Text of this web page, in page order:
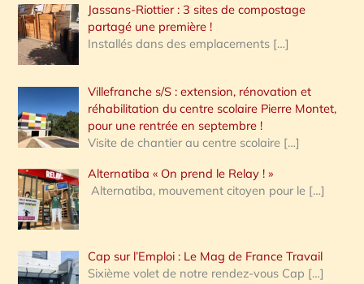
Jassans-Riottier : 3 sites de compostage
partagé une première !
Installés dans des emplacements […]
Villefranche s/S : extension, rénovation et
réhabilitation du centre scolaire Pierre Montet,
pour une rentrée en septembre !
Visite de chantier au centre scolaire […]
Alternatiba « On prend le Relay ! »
Alternatiba, mouvement citoyen pour le […]
Cap sur l’Emploi : Le Mag de France Travail
Sixième volet de notre rendez-vous Cap […]